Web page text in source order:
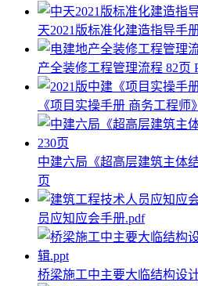
天2021版标准化建造指导手
产全装修工程管理流程 82页
《项目实操手册 商务工程师》
中建六局《超高层建筑主体
页
员应知应会手册.pdf
桥梁施工中主要大临结构设